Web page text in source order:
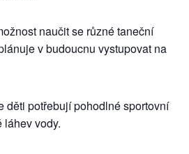
naučit se různé taneční
v budoucnu vystupovat na
děti potřebují pohodlné sportovní
láhev vody.